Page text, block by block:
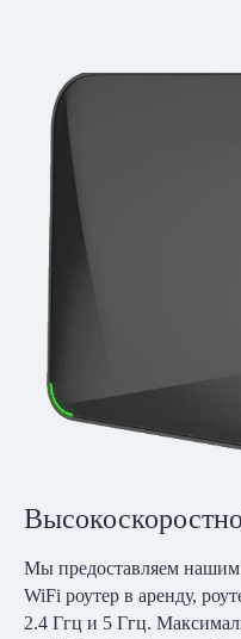
Мы предоставляем нашим
WiFi роутер в аренду,
2.4 Ггц и 5 Ггц.